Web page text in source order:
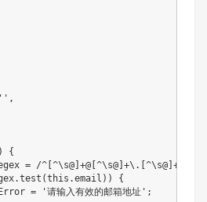
'' ,
)
{
= /^[^\s@]+@[^\s@]+\.[^\s@]+$
.test (this .email ) )
{
= '请输入有效的邮箱地址' ;